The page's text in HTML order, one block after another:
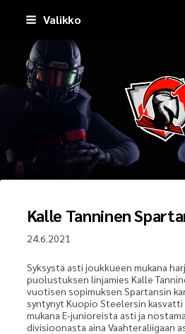
Siirry
sivun
sisältöön
Valikko
Kalle Tanninen
24.6.2021
Syksystä asti joukkueen mukana
puolustuksen linjamies Kalle
vuotisen sopimuksen Spartansin
syntynyt Kuopio Steelersin
mukana E-junioreista asti ja
divisioonasta aina Vaahteraliigaan